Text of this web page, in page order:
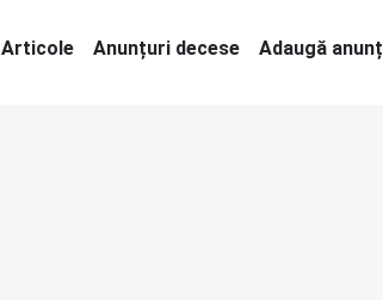
Articole Anunțuri decese Adaugă anunț